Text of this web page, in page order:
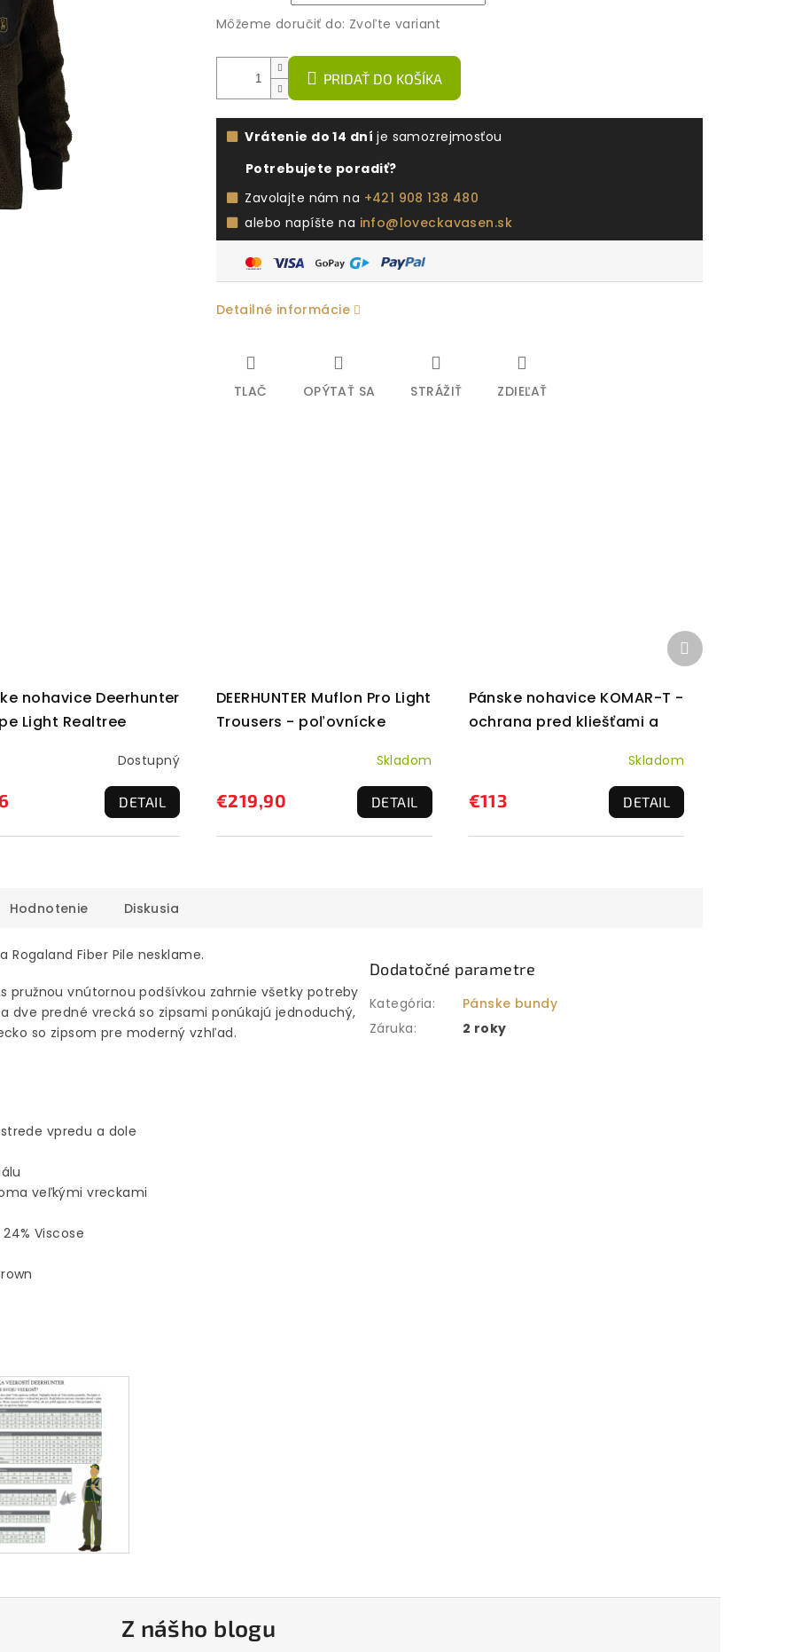
Môžeme doručiť do: Zvoľte variant
PRIDAŤ DO KOŠÍKA
Vrátenie do 14 dní je samozrejmosťou
Potrebujete poradiť?
Zavolajte nám na +421 908 138 480
alebo napíšte na info@loveckavasen.sk
Detailné informácie
TLAČ OPÝTAŤ SA STRÁŽIŤ ZDIEĽAŤ
nohavice Deerhunter
Light Realtree
Dostupný
DETAIL
DEERHUNTER Muflon Pro Light
Trousers - poľovnícke
Skladom
€219,90 DETAIL
Pánske nohavice KOMAR-T -
ochrana pred kliešťami a
Skladom
€113 DETAIL
Ďalší
produkt
Hodnotenie Diskusia
Fiber Pile nesklame.
pružnou vnútornou podšívkou zahrnie všetky potreby
dve predné vrecká so zipsami ponúkajú jednoduchý,
so zipsom pre moderný vzhľad.
vpredu a dole
veľkými vreckami
Viscose
Dodatočné parametre
Kategória:
Pánske bundy
Záruka: 2 roky
Z nášho blogu